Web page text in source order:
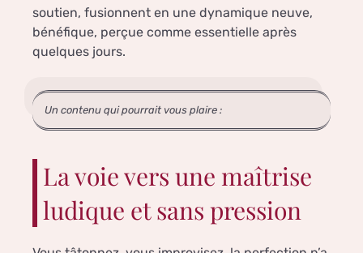
soutien, fusionnent en une dynamique neuve,
bénéfique, perçue comme essentielle après
quelques jours.
Un contenu qui pourrait vous plaire :
La voie vers une maîtrise
ludique et sans pression